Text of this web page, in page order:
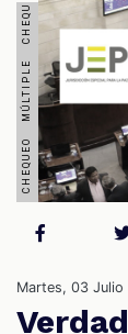
Martes, 03 Julio